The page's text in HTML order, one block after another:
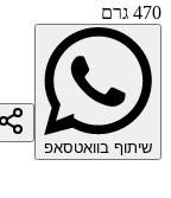
470 גרם
שיתוף בוואטסאפ